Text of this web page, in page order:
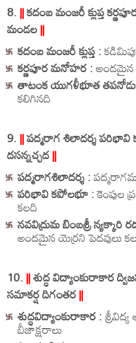
8.||కదంబ మంజరీ క్లుప్త
మండల||
కదంబ మంజరీ క్లుప్త :
కర్ణపూర మనోహర :అందమైన
తాటంక యుగళీభూత
కలిగినది
9.||పద్మరాగ శిలాదర్శ పరిభావి
దసన్నచ్చద||
పద్మరాగశిలాదర్శ :
పరిభావి కపోలభూ :కెంపుల
కలది
నవవిద్రుమ బింబశ్రీ న్యక్కారి
అందమైన యెర్రని పెదవులు
10.||శుద్ధ విద్యాంకురాకార
సమాకర్ష దిగంతర||
శుద్ధవిద్యాంకురాకార :
బీజాక్షరాలు